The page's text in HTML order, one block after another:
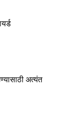
अत्यंत